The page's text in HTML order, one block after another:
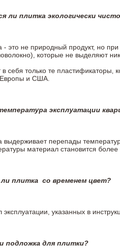
ли плитка экологически
- это не природный продукт, но
которые не выделяют
в себя только те
Европы и США.
эксплуатации
выдерживает перепады
материал становится
плитка со временем цвет?
указанных в
подложка для плитки?